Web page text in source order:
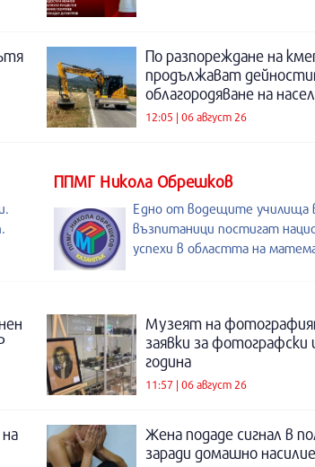
По разпореждане на
продължават
облагородяване на
12:05 | 06 август 26
ППМГ Никола Обрешков
Едно от водещите
възпитаници постигат
успехи в областта на
Музеят на
заявки за
година
11:57 | 06 август 26
Жена подаде сигнал в
заради домашно насилие